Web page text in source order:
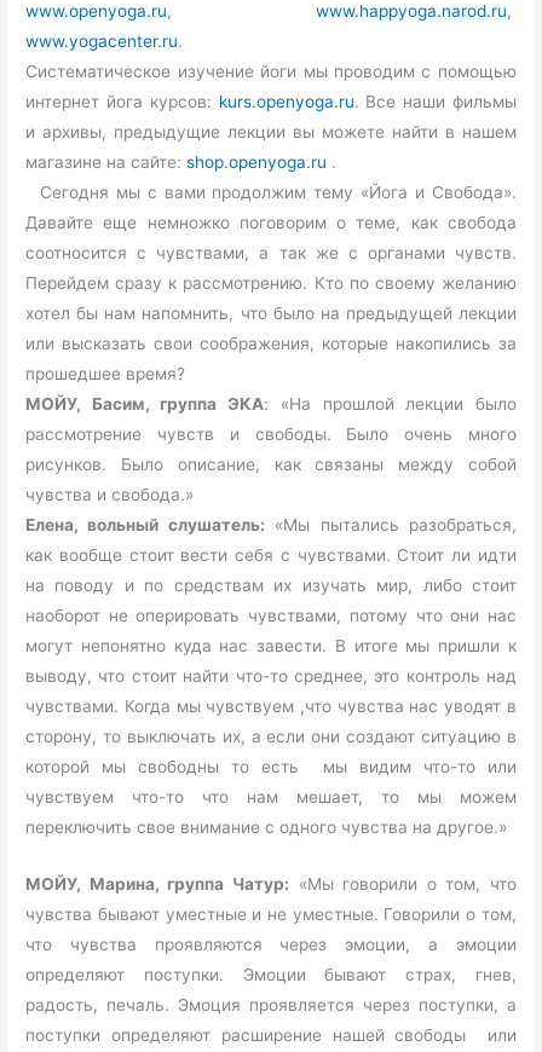
www.openyoga.ru, www.happyoga.narod.ru,
www.yogacenter.ru.
Систематическое изучение йоги мы проводим с помощью
интернет йога курсов: kurs.openyoga.ru. Все наши фильмы
и архивы, предыдущие лекции вы можете найти в нашем
магазине на сайте:shop.openyoga.ru .
Сегодня мы с вами продолжим тему «Йога и Свобода».
Давайте еще немножко поговорим о теме, как свобода
соотносится с чувствами, а так же с органами чувств.
Перейдем сразу к рассмотрению. Кто по своему желанию
хотел бы нам напомнить, что было на предыдущей лекции
или высказать свои соображения, которые накопились за
прошедшее время?
МОЙУ, Басим, группа ЭКА: «На прошлой лекции было
рассмотрение чувств и свободы. Было очень много
рисунков. Было описание, как связаны между собой
чувства и свобода.»
Елена, вольный слушатель: «Мы пытались разобраться,
как вообще стоит вести себя с чувствами. Стоит ли идти
на поводу и по средствам их изучать мир, либо стоит
наоборот не оперировать чувствами, потому что они нас
могут непонятно куда нас завести. В итоге мы пришли к
выводу, что стоит найти что-то среднее, это контроль над
чувствами. Когда мы чувствуем ,что чувства нас уводят в
сторону, то выключать их, а если они создают ситуацию в
которой мы свободны то есть мы видим что-то или
чувствуем что-то что нам мешает, то мы можем
переключить свое внимание с одного чувства на другое.»
МОЙУ, Марина, группа Чатур: «Мы говорили о том, что
чувства бывают уместные и не уместные. Говорили о том,
что чувства проявляются через эмоции, а эмоции
определяют поступки. Эмоции бывают страх, гнев,
радость, печаль. Эмоция проявляется через поступки, а
поступки определяют расширение нашей свободы или